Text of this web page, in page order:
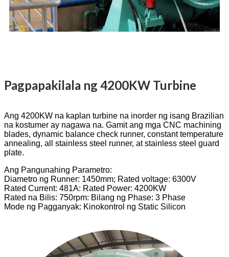
Pagpapakilala ng 4200KW Turbine
Ang 4200KW na kaplan turbine na inorder ng isang Brazilian
na kostumer ay nagawa na. Gamit ang mga CNC machining
blades, dynamic balance check runner, constant temperature
annealing, all stainless steel runner, at stainless steel guard
plate.
Ang Pangunahing Parametro:
Diametro ng Runner: 1450mm; Rated voltage: 6300V
Rated Current: 481A: Rated Power: 4200KW
Rated na Bilis: 750rpm: Bilang ng Phase: 3 Phase
Mode ng Pagganyak: Kinokontrol ng Static Silicon